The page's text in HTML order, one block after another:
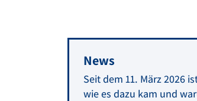
News
Seit dem 11. März 2026
wie es dazu kam und